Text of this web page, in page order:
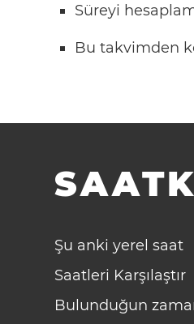
Süreyi
Bu takvimden
Şu anki yerel saat
Saatleri Karşılaştır
Bulunduğun